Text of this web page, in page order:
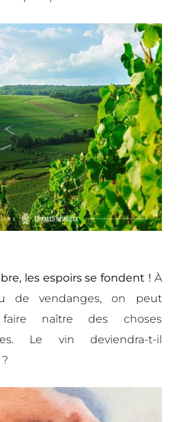
les espoirs se fondent ! À
de vendanges, on peut
faire naître des choses
Le vin deviendra-t-il